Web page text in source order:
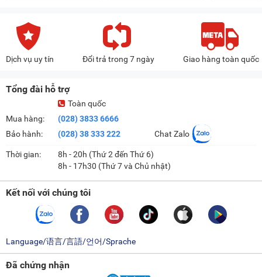
Dịch vụ uy tín Đổi trả trong 7 ngày Giao hàng toàn quốc
Tổng đài hỗ trợ
Mua hàng:
Bảo hành:
Toàn quốc
(028) 3833 6666
(028) 38 333 222
Chat Zalo
Thời gian:
8h - 20h (Thứ 2 đến Thứ 6)
8h - 17h30 (Thứ 7 và Chủ nhật)
Kết nối với chúng tôi
Language/语言/言語/언어/Sprache
Đã chứng nhận